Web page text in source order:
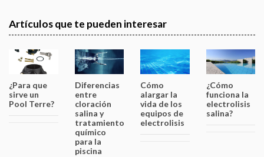
Artículos que te pueden interesar
¿Para que
sirve un
Pool Terre?
Diferencias
entre
cloración
salina y
tratamiento
químico
para la
piscina
Cómo
alargar la
vida de los
equipos de
electrolisis
¿Cómo
funciona la
electrolisis
salina?